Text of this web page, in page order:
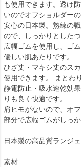
も使用できます。透け
いのでオフショルダー
安心の日本製。熟練の
ので、しっかりとした
広幅ゴムを使用し、ゴ
優しい肌あたりです。
ひざ丈・マキシ丈のス
使用できます。 まとわ
静電防止・吸水速乾効
りも良く快適です。
肩ヒモがないので、オ
部分で広幅ゴムがしっか
日本製の高品質ランジ
素材